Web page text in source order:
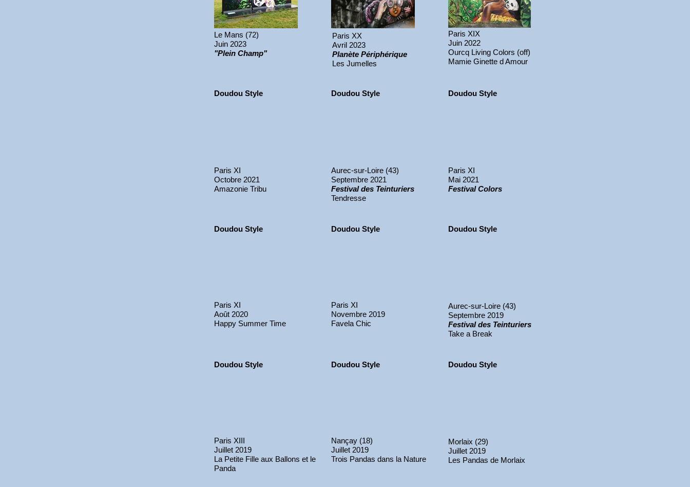
Le Mans (72)
Juin 2023
"Plein Champ"
Paris XX
Avril 2023
Planète Périphérique
Les Jumelles
Paris XIX
Juin 2022
Ourcq Living Colors (off)
Mamie Ginette d Amour
Doudou Style
Paris XI
Octobre 2021
Amazonie Tribu
Doudou Style
Aurec-sur-Loire (43)
Septembre 2021
Festival des Teinturiers
Tendresse
Doudou Style
Paris XI
Mai 2021
Festival Colors
Doudou Style
Paris XI
Août 2020
Happy Summer Time
Doudou Style
Paris XI
Novembre 2019
Favela Chic
Doudou Style
Aurec-sur-Loire (43)
Septembre 2019
Festival des Teinturiers
Take a Break
Doudou Style
Paris XIII
Juillet 2019
La Petite Fille aux Ballons et le
Panda
Doudou Style
Nançay (18)
Juillet 2019
Trois Pandas dans la Nature
Doudou Style
Morlaix (29)
Juillet 2019
Les Pandas de Morlaix